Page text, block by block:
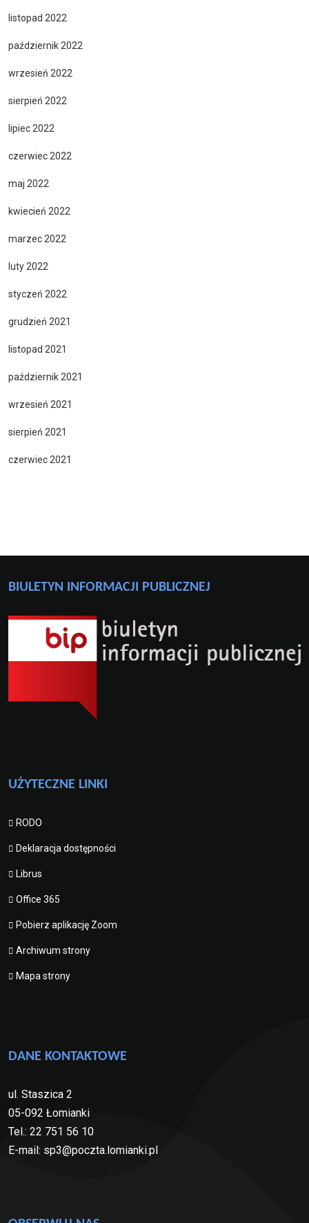
listopad 2022
październik 2022
wrzesień 2022
sierpień 2022
lipiec 2022
czerwiec 2022
maj 2022
kwiecień 2022
marzec 2022
luty 2022
styczeń 2022
grudzień 2021
listopad 2021
październik 2021
wrzesień 2021
sierpień 2021
czerwiec 2021
BIULETYN INFORMACJI PUBLICZNEJ
UŻYTECZNE LINKI
RODO
Deklaracja dostępności
Librus
Office 365
Pobierz aplikację Zoom
Archiwum strony
Mapa strony
DANE KONTAKTOWE
ul. Staszica 2
05-092 Łomianki
Tel.: 22 751 56 10
E-mail: sp3@poczta.lomianki.pl